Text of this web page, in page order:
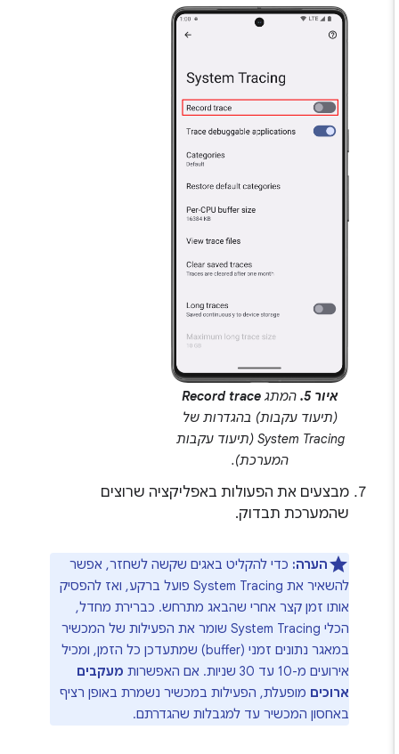
איור 5. המתגRecord trace
(תיעוד עקבות) בהגדרות של
System Tracing (תיעוד עקבות
המערכת).
מבצעים את הפעולות באפליקציה שרוצים
שהמערכת תבדוק.
הערה:כדי להקליט באגים שקשה לשחזר, אפשר
להשאיר את System Tracing פועל ברקע, ואז להפסיק
אותו זמן קצר אחרי שהבאג מתרחש. כברירת מחדל,
הכלי System Tracing שומר את הפעילות של המכשיר
במאגר נתונים זמני (buffer) שמתעדכן כל הזמן, ומכיל
אירועים מ-10 עד 30 שניות. אם האפשרות
מעקבים
ארוכיםמופעלת, הפעילות במכשיר נשמרת באופן רציף
באחסון המכשיר עד למגבלות שהגדרתם.